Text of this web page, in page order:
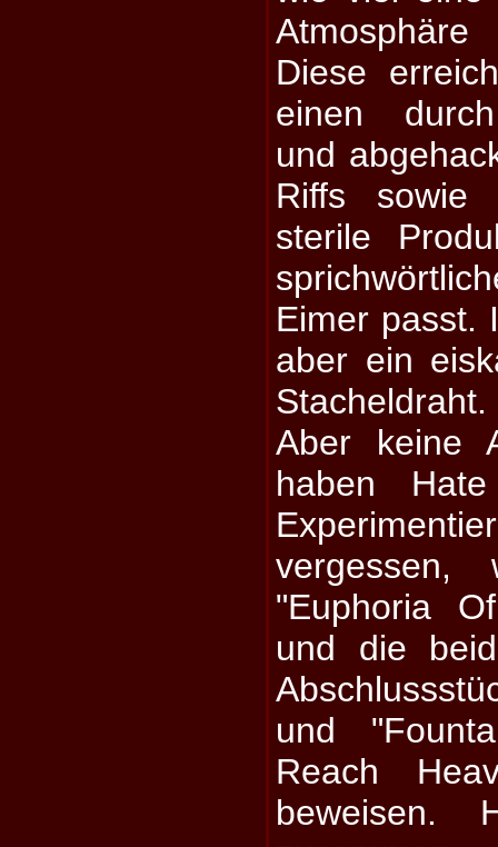
Diese
einen
und
Riffs sowie
sterile
Eimer passt.
aber ein
Stacheldraht.
Aber keine
haben
vergessen,
"Euphoria
und die
und
Reach
beweisen.